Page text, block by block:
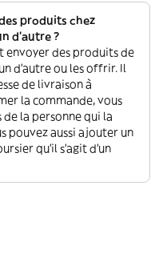
produits chez
d'autre ?
envoyer des produits de
d'autre ou les offrir. Il
de livraison à
la commande, vous
la personne qui la
pouvez aussi ajouter un
qu'il s'agit d'un